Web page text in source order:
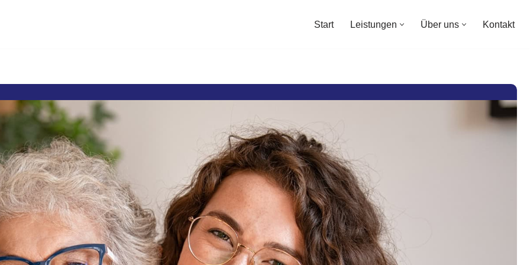
Start Leistungen Über uns Kontakt